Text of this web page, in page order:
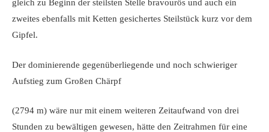
gleich zu Beginn der steilsten Stelle bravourös und auch ein
zweites ebenfalls mit Ketten gesichertes Steilstück kurz vor dem
Gipfel.
Der dominierende gegenüberliegende und noch schwieriger
Aufstieg zum Großen Chärpf
(2794 m) wäre nur mit einem weiteren Zeitaufwand von drei
Stunden zu bewältigen gewesen, hätte den Zeitrahmen für eine